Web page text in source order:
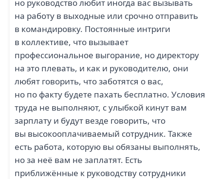
но руководство любит иногда вас вызывать
на работу в выходные или срочно отправить
в командировку. Постоянные интриги
в коллективе, что вызывает
профессиональное выгорание, но директору
на это плевать, и как и руководителю, они
любят говорить, что заботятся о вас,
но по факту будете пахать бесплатно. Условия
труда не выполняют, с улыбкой кинут вам
зарплату и будут везде говорить, что
вы высокооплачиваемый сотрудник. Также
есть работа, которую вы обязаны выполнять,
но за неё вам не заплатят. Есть
приближённые к руководству сотрудники